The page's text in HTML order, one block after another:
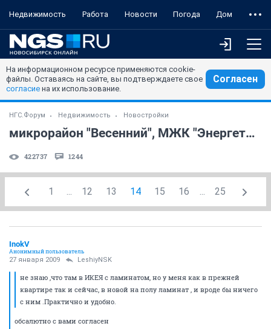
Недвижимость Работа Новости Погода Дом
На информационном ресурсе применяются cookie-
файлы. Оставаясь на сайте, вы подтверждаете свое
согласие на их использование.
Согласен
НГС.Форум Недвижимость Новостройки
микрорайон "Весенний", МЖК "Энергетик", Первомайка
422737 1244
1 ... 12 13 14 15 16 ... 25
InokV
Анонимный пользователь
27 января 2009 LeshiyNSK
не знаю ,что там в ИКЕЯ с ламинатом, но у меня как в прежней
квартире так и сейчас, в новой на полу ламинат , и вроде бы ничего
с ним .Практично и удобно.
обсалютно с вами согласен